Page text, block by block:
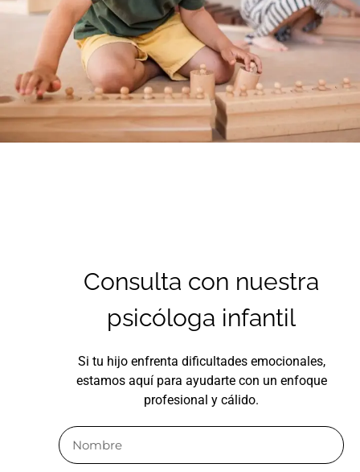
Consulta con nuestra
psicóloga infantil
Si tu hijo enfrenta dificultades emocionales,
estamos aquí para ayudarte con un enfoque
profesional y cálido.